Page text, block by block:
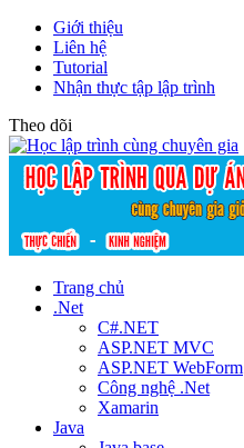
Giới thiệu
Liên hệ
Tutorial
Nhận thực tập lập trình
Theo dõi
Trang chủ
.Net
C#.NET
ASP.NET MVC
ASP.NET WebForm
Công nghệ .Net
Xamarin
Java